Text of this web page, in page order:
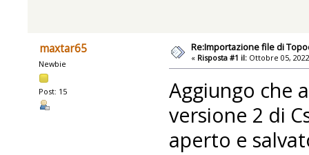
maxtar65
Newbie
Post: 15
Re:Importazione file di
« Risposta #1 il: Ottobre 05,
Aggiungo che
versione 2 di
aperto e